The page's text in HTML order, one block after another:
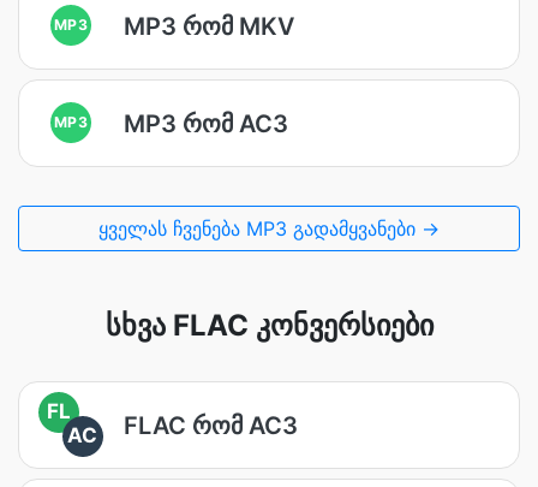
MP3 MP3 რომ MKV
MP3 MP3 რომ AC3
ყველას ჩვენება MP3 გადამყვანები →
სხვა FLAC კონვერსიები
FL
AC
FLAC რომ AC3